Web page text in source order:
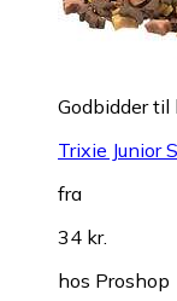
Godbidder
Trixie Junior
fra
34 kr.
hos Proshop